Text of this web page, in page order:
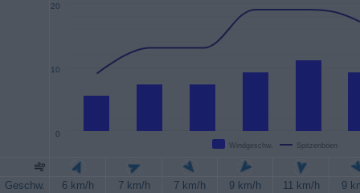
Windgeschw. Spitzenböen
0
10
20
Geschw. 6 km/h 7 km/h 7 km/h 9 km/h 11 km/h
9